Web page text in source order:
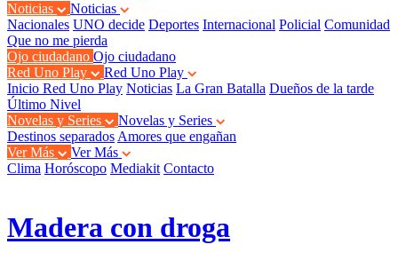
Noticias
Noticias
Nacionales UNO decide Deportes Internacional Policial Comunidad
Que no me pierda
Ojo ciudadano Ojo ciudadano
Red Uno Play
Red Uno Play
Inicio Red Uno Play Noticias La Gran Batalla Dueños de la tarde
Último Nivel
Novelas y Series
Novelas y Series
Destinos separados Amores que engañan
Ver Más
Ver Más
Clima Horóscopo Mediakit Contacto
Madera con droga